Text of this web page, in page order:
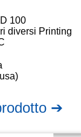
100
diversi Printing
➔